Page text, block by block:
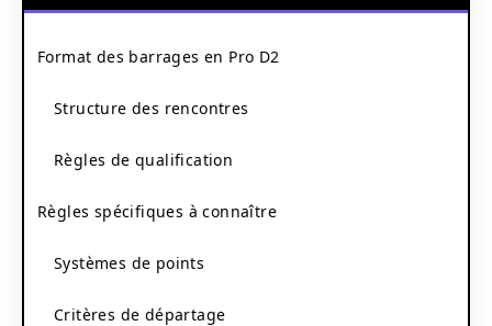
Format des barrages en Pro D2
Structure des rencontres
Règles de qualification
Règles spécifiques à connaître
Systèmes de points
Critères de départage